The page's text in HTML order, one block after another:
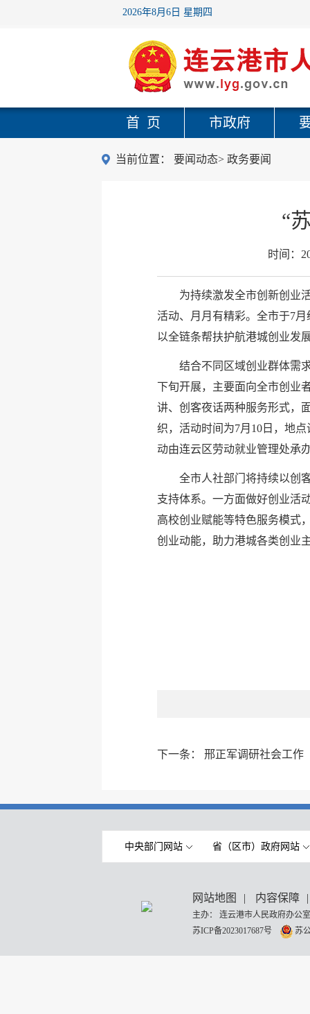
2026年8月6日 星期四
首 页 市政府
当前位置： 要闻动态> 政务要闻
“
时间：
为持续激发全市创新创业
活动、月月有精彩。全市于7
以全链条帮扶护航港城创业发
结合不同区域创业群体需
下旬开展，主要面向全市创业
讲、创客夜话两种服务形式，
织，活动时间为7月10日，地
动由连云区劳动就业管理处承
全市人社部门将持续以创
支持体系。一方面做好创业活
高校创业赋能等特色服务模式
创业动能，助力港城各类创业
下一条： 邢正军调研社会工作
中央部门网站 省（区市）政府网站
网站地图 | 内容保障 |
主办： 连云港市人民政府办
苏ICP备2023017687号
苏